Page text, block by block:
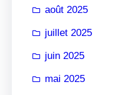
août 2025
juillet 2025
juin 2025
mai 2025